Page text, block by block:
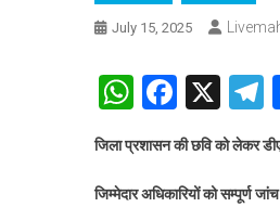
July 15, 2025
X
जिला प्रशासन की छवि को लेकर
जिम्मेदार अधिकारियों को सम्पूर्ण